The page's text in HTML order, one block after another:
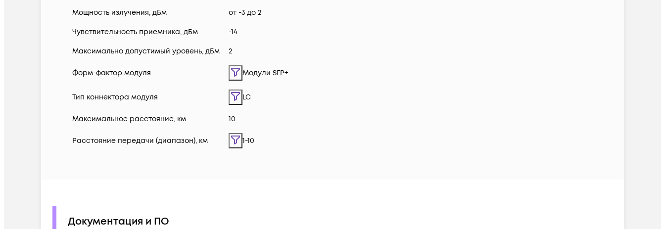
Мощность излучения, дБм от -3 до 2
Чувствительность приемника, дБм -14
Максимально допустимый уровень, дБм 2
Форм-фактор модуля Модули SFP+
Тип коннектора модуля LC
Максимальное расстояние, км 10
Расстояние передачи (диапазон), км 1-10
Документация и ПО